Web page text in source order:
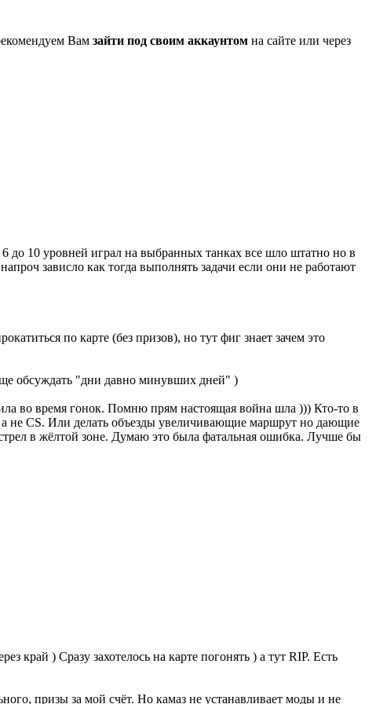
Вам зайти под своим аккаунтомна сайте или через
до 10 уровней играл на выбранных танках все шло штатно но в
зависло как тогда выполнять задачи если они не работают
по карте (без призов), но тут фиг знает зачем это
обсуждать "дни давно минувших дней" )
во время гонок. Помню прям настоящая война шла ))) Кто-то в
не CS. Или делать объезды увеличивающие маршрут но дающие
в жёлтой зоне. Думаю это была фатальная ошибка. Лучше бы
край ) Сразу захотелось на карте погонять ) а тут RIP. Есть
призы за мой счёт. Но камаз не устанавливает моды и не